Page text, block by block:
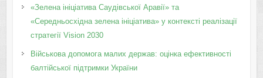
«Зелена ініціатива Саудівської Аравії» та
«Середньосхідна зелена ініціатива» у контексті реалізації
стратегії Vision 2030
Військова допомога малих держав: оцінка ефективності
балтійської підтримки України